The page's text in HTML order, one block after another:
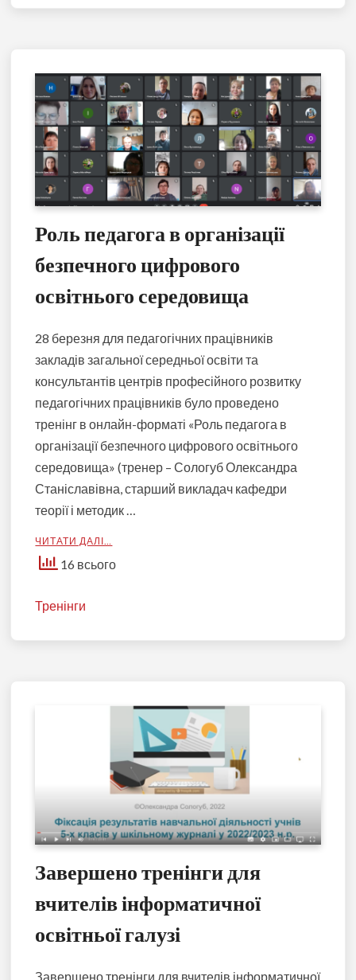
Роль педагога в організації
безпечного цифрового
освітнього середовища
28 березня для педагогічних працівників
закладів загальної середньої освіти та
консультантів центрів професійного розвитку
педагогічних працівників було проведено
тренінг в онлайн-форматі «Роль педагога в
організації безпечного цифрового освітнього
середовища» (тренер – Сологуб Олександра
Станіславівна, старший викладач кафедри
теорії і методик …
ЧИТАТИ ДАЛІ…
16 всього
Тренінги
Завершено тренінги для
вчителів інформатичної
освітньої галузі
Завершено тренінги для вчителів інформатичної